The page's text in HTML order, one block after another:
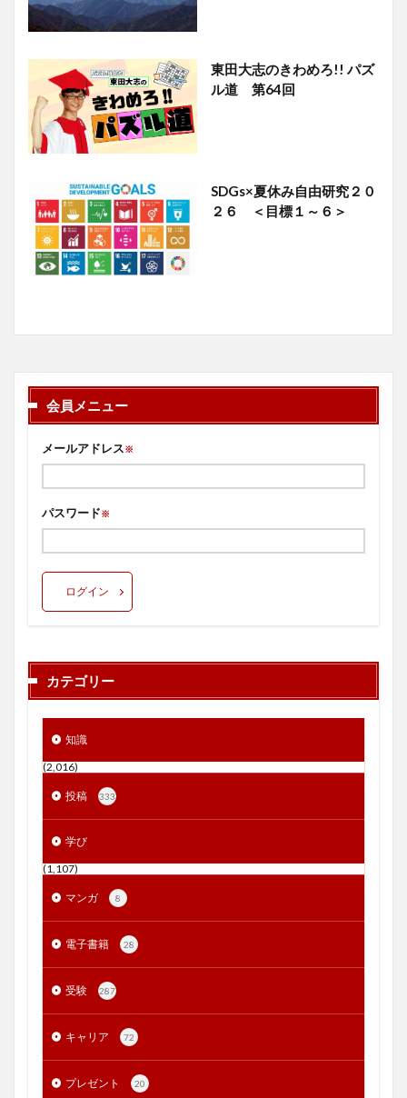
東田大志のきわめろ!! パズ
ル道 第64回
SDGs×夏休み自由研究２０
２６ ＜目標１～６＞
会員メニュー
メールアドレス※
パスワード※
ログイン
カテゴリー
知識
(2,016)
投稿 333
学び
(1,107)
マンガ 8
電子書籍 28
受験 287
キャリア 72
プレゼント 20